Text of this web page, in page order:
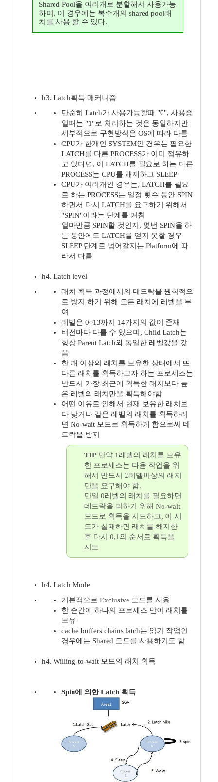
Shared Pool을 여러개로 분할해서 사용가능
하며, 이 경우에는 복수개의 shared pool래
치를 사용 할 수 있다.
h3. Latch획득 매커니즘
단순히 Latch가 사용가능할때 "0", 사용중
일때는 "1"로 처리하는 것은 동일하지만
세부적으로 구현방식은 OS에 따라 다름
CPU가 한개인 SYSTEM인 경우는 필요한
LATCH를 다른 PROCESS가 이미 점유하
고 있다면, 이 LATCH를 필요로 하는 다른
PROCESS는 CPU를 해제하고 SLEEP
CPU가 여러개인 경우는, LATCH를 필요
로 하는 PROCESS는 일정 횟수 동안 SPIN
하면서 다시 LATCH를 요구하기 위해서
"SPIN"이라는 단계를 거침
얼마만큼 SPIN할 것인지, 몇번 SPIN을 하
는 동안에도 LATCH를 얻지 못할 경우
SLEEP 단계로 넘어갈지는 Platform에 따
라서 다름
h4. Latch level
래치 획득 과정에서의 데드락을 원척적으
로 방지 하기 위해 모든 래치에 레벨을 부
여
레벨은 0~13까지 14가지의 값이 존재
버전마다 다를 수 있으며, Child Latch는
항상 Parent Latch와 동일한 레벨값을 갖
음
한 개 이상의 래치를 보유한 상태에서 또
다른 래치를 획득하고자 하는 프로세스는
반드시 가장 최근에 획득한 래치보다 높
은 레벨의 래치만을 획득해야함
어떤 이유로 인해서 현재 보유한 래치보
다 낮거나 같은 레벨의 래치를 획득하려
면 No-wait 모드로 획득하게 함으로써 데
드락을 방지
TIP 만약 1레벨의 래치를 보유
한 프로세스는 다음 작업을 위
해서 반드시 2레벨이상의 래치
만을 요구해야 함.
만일 0레벨의 래치를 필요하면
데드락을 피하기 위해 No-wait
모드로 획득을 시도하고, 이 시
도가 실패하면 래치를 해지한
후 다시 0,1의 순서로 획득을
시도
h4. Latch Mode
기본적으로 Exclusive 모드를 사용
한 순간에 하나의 프로세스 만이 래치를
보유
cache buffers chains latch는 읽기 작업인
경우에는 Shared 모드를 사용하기도 함
h4. Willing-to-wait 모드의 래치 획득
Spin에 의한 Latch 획득